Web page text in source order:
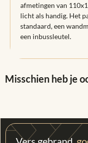
afmetingen van
licht als handig. Het
standaard, een
een inbussleutel.
Misschien heb je